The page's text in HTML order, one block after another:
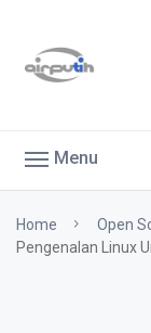
Menu
Home Open
Pengenalan Linux